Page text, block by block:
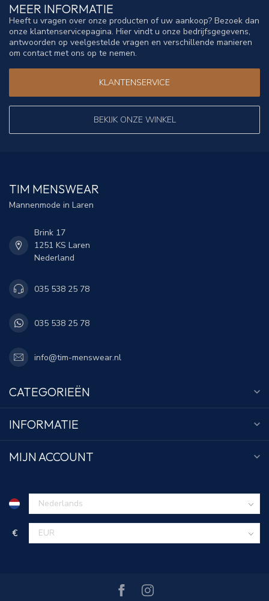
MEER INFORMATIE
Heeft u vragen over onze producten of uw aankoop? Bezoek dan
onze klantenservicepagina. Hier vindt u onze bedrijfsgegevens,
antwoorden op veelgestelde vragen en verschillende manieren
om contact met ons op te nemen.
KLANTENSERVICE
BEKIJK ONZE WINKEL
TIM MENSWEAR
Mannenmode in Laren
Brink 17
1251 KS Laren
Nederland
035 538 25 78
035 538 25 78
info@tim-menswear.nl
CATEGORIEËN
INFORMATIE
MIJN ACCOUNT
€